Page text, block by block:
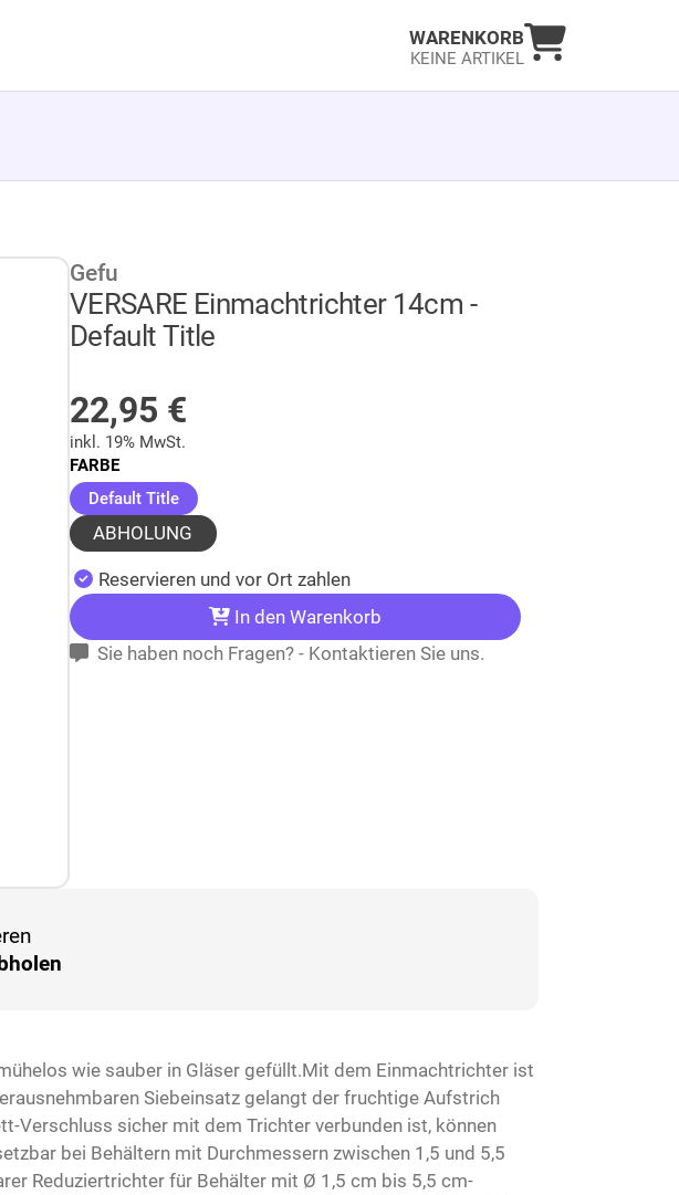
WARENKORB
KEINE ARTIKEL
Warenkorb
Gefu
VERSARE Einmachtrichter 14cm -
Default Title
22,95 €
inkl. 19% MwSt.
FARBE
Default Title(ausgewählt)
ABHOLUNG
Reservieren und vor Ort zahlen
In den Warenkorb
Sie haben noch Fragen? - Kontaktieren Sie uns.
wie sauber in Gläser gefüllt.Mit dem Einmachtrichter ist
Siebeinsatz gelangt der fruchtige Aufstrich
Verschluss sicher mit dem Trichter verbunden ist, können
bei Behältern mit Durchmessern zwischen 1,5 und 5,5
Reduziertrichter für Behälter mit Ø 1,5 cm bis 5,5 cm-